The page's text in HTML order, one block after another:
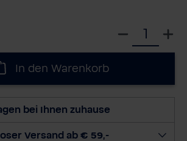
W
e
e
In den Warenkorb
bei Ihnen zuhause
Versand ab € 59,-